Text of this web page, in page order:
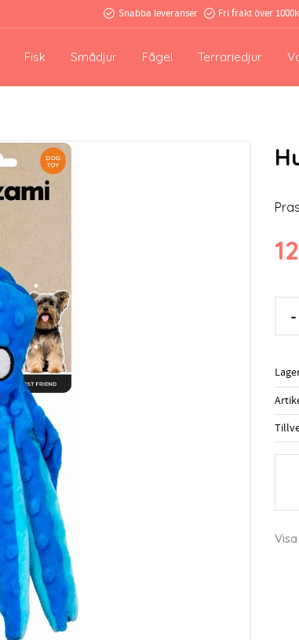
Snabba leveranser Fri frakt över
Fisk Smådjur Fågel Terrariedjur
-